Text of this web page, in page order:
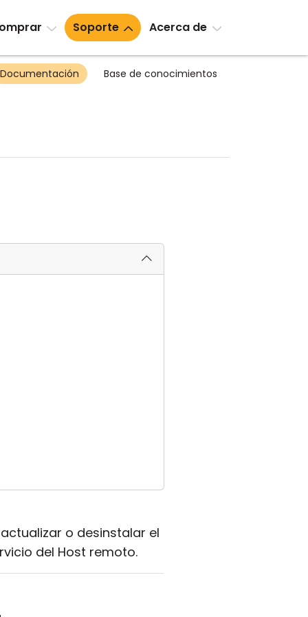
Soporte Acerca de
Documentación Base de conocimientos
o desinstalar el
del Host remoto.